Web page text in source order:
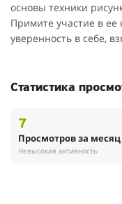
основы техники
Примите участие в ее
уверенность в себе,
Статистика
7
Просмотров за месяц
Невысокая активность